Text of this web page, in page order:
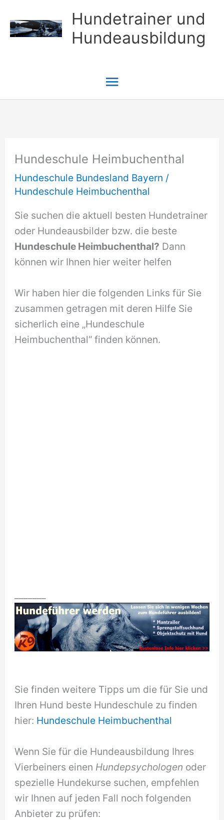
Inhalt
springen
Hundetrainer und
Hundeausbildung
Hauptmenü
Hundeschule Heimbuchenthal
Hundeschule Bundesland Bayern /
Hundeschule Heimbuchenthal
Sie suchen die aktuell besten Hundetrainer
oder Hundeausbilder bzw. die beste
Hundeschule Heimbuchenthal? Dann
können wir Ihnen hier weiter helfen
Wir haben hier die folgenden Links für Sie
zusammen getragen mit deren Hilfe Sie
sicherlich eine „Hundeschule
Heimbuchenthal“ finden können.
Sie finden weitere Tipps um die für Sie und
Ihren Hund beste Hundeschule zu finden
hier: Hundeschule Heimbuchenthal
Wenn Sie für die Hundeausbildung Ihres
Vierbeiners einen Hundepsychologen oder
spezielle Hundekurse suchen, empfehlen
wir Ihnen auf jeden Fall noch folgenden
Anbieter zu prüfen: